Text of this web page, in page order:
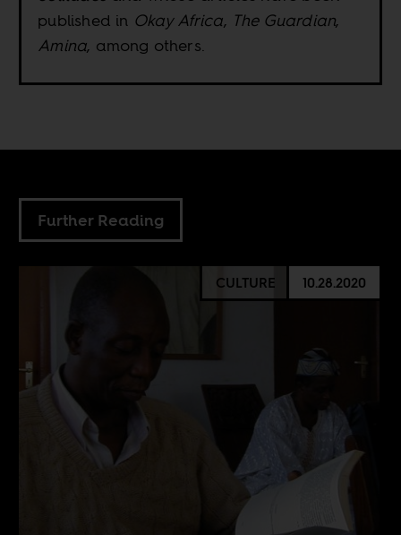
published in Okay Africa, The Guardian,
Amina, among others.
Further Reading
CULTURE 10.28.2020